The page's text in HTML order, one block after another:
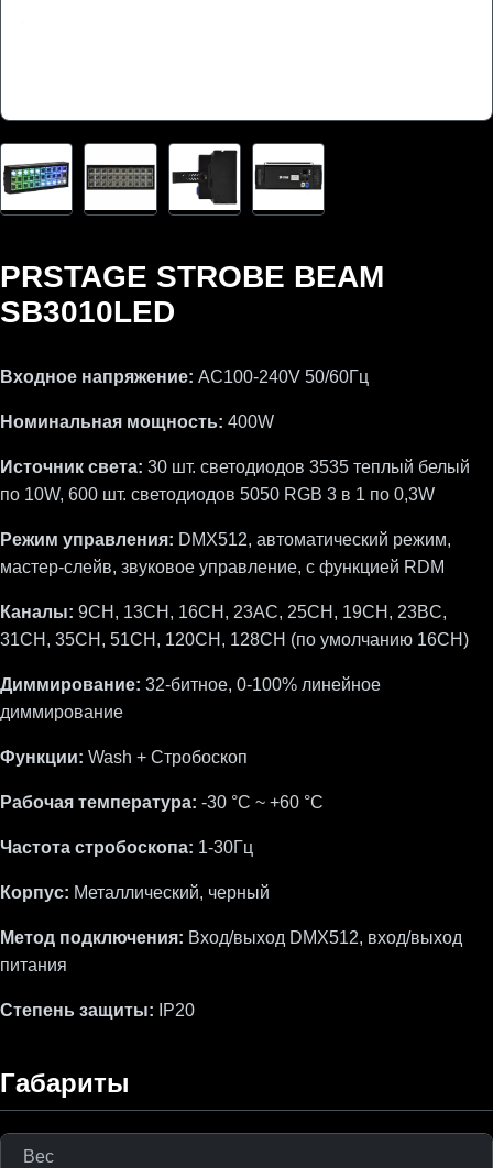
PRSTAGE STROBE BEAM
SB3010LED
Входное напряжение: AC100-240V 50/60Гц
Номинальная мощность: 400W
Источник света: 30 шт. светодиодов 3535 теплый белый
по 10W, 600 шт. светодиодов 5050 RGB 3 в 1 по 0,3W
Режим управления: DMX512, автоматический режим,
мастер-слейв, звуковое управление, с функцией RDM
Каналы: 9CH, 13CH, 16CH, 23AC, 25CH, 19CH, 23BC,
31CH, 35CH, 51CH, 120CH, 128CH (по умолчанию 16CH)
Диммирование: 32-битное, 0-100% линейное
диммирование
Функции: Wash + Стробоскоп
Рабочая температура: -30 °C ~ +60 °C
Частота стробоскопа: 1-30Гц
Корпус: Металлический, черный
Метод подключения: Вход/выход DMX512, вход/выход
питания
Степень защиты: IP20
Габариты
Вес